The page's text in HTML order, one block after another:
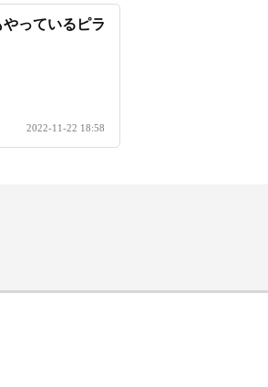
やっているピラ
2022-11-22 18:58